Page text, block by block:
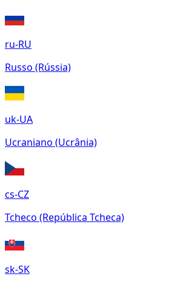
ru-RU
Russo (Rússia)
uk-UA
Ucraniano (Ucrânia)
cs-CZ
Tcheco (República Tcheca)
sk-SK